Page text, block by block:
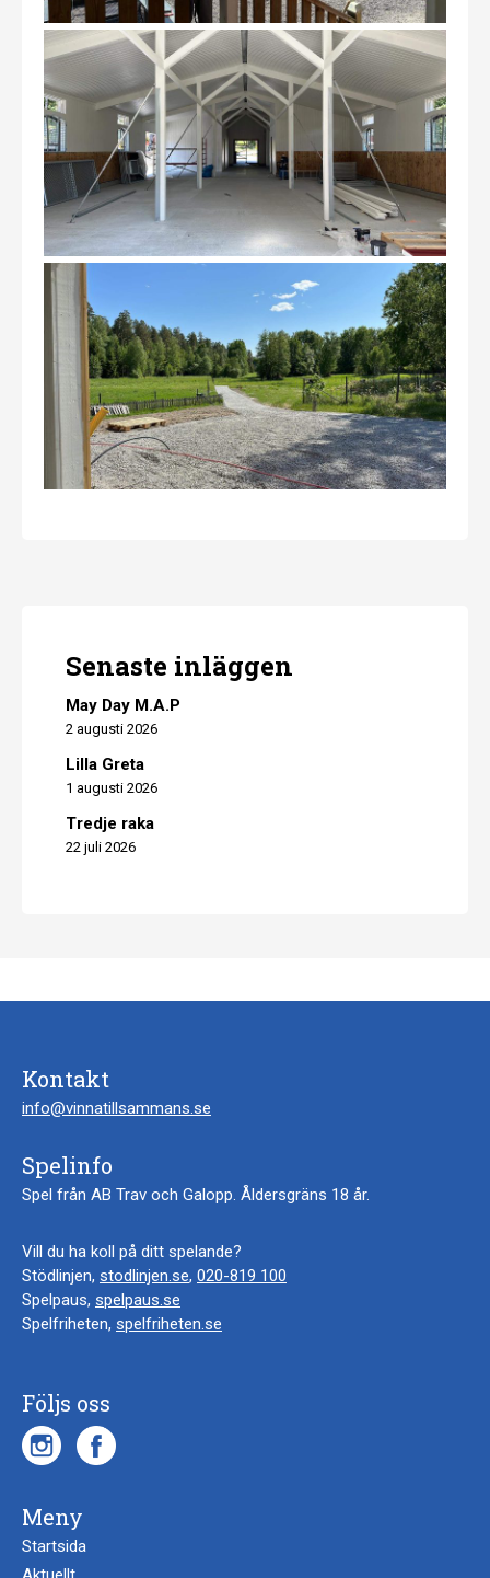
Senaste inläggen
May Day M.A.P
2 augusti 2026
Lilla Greta
1 augusti 2026
Tredje raka
22 juli 2026
Kontakt
info@vinnatillsammans.se
Spelinfo
Spel från AB Trav och Galopp. Åldersgräns 18 år.
Vill du ha koll på ditt spelande?
Stödlinjen, stodlinjen.se, 020-819 100
Spelpaus, spelpaus.se
Spelfriheten, spelfriheten.se
Följs oss
Meny
Startsida